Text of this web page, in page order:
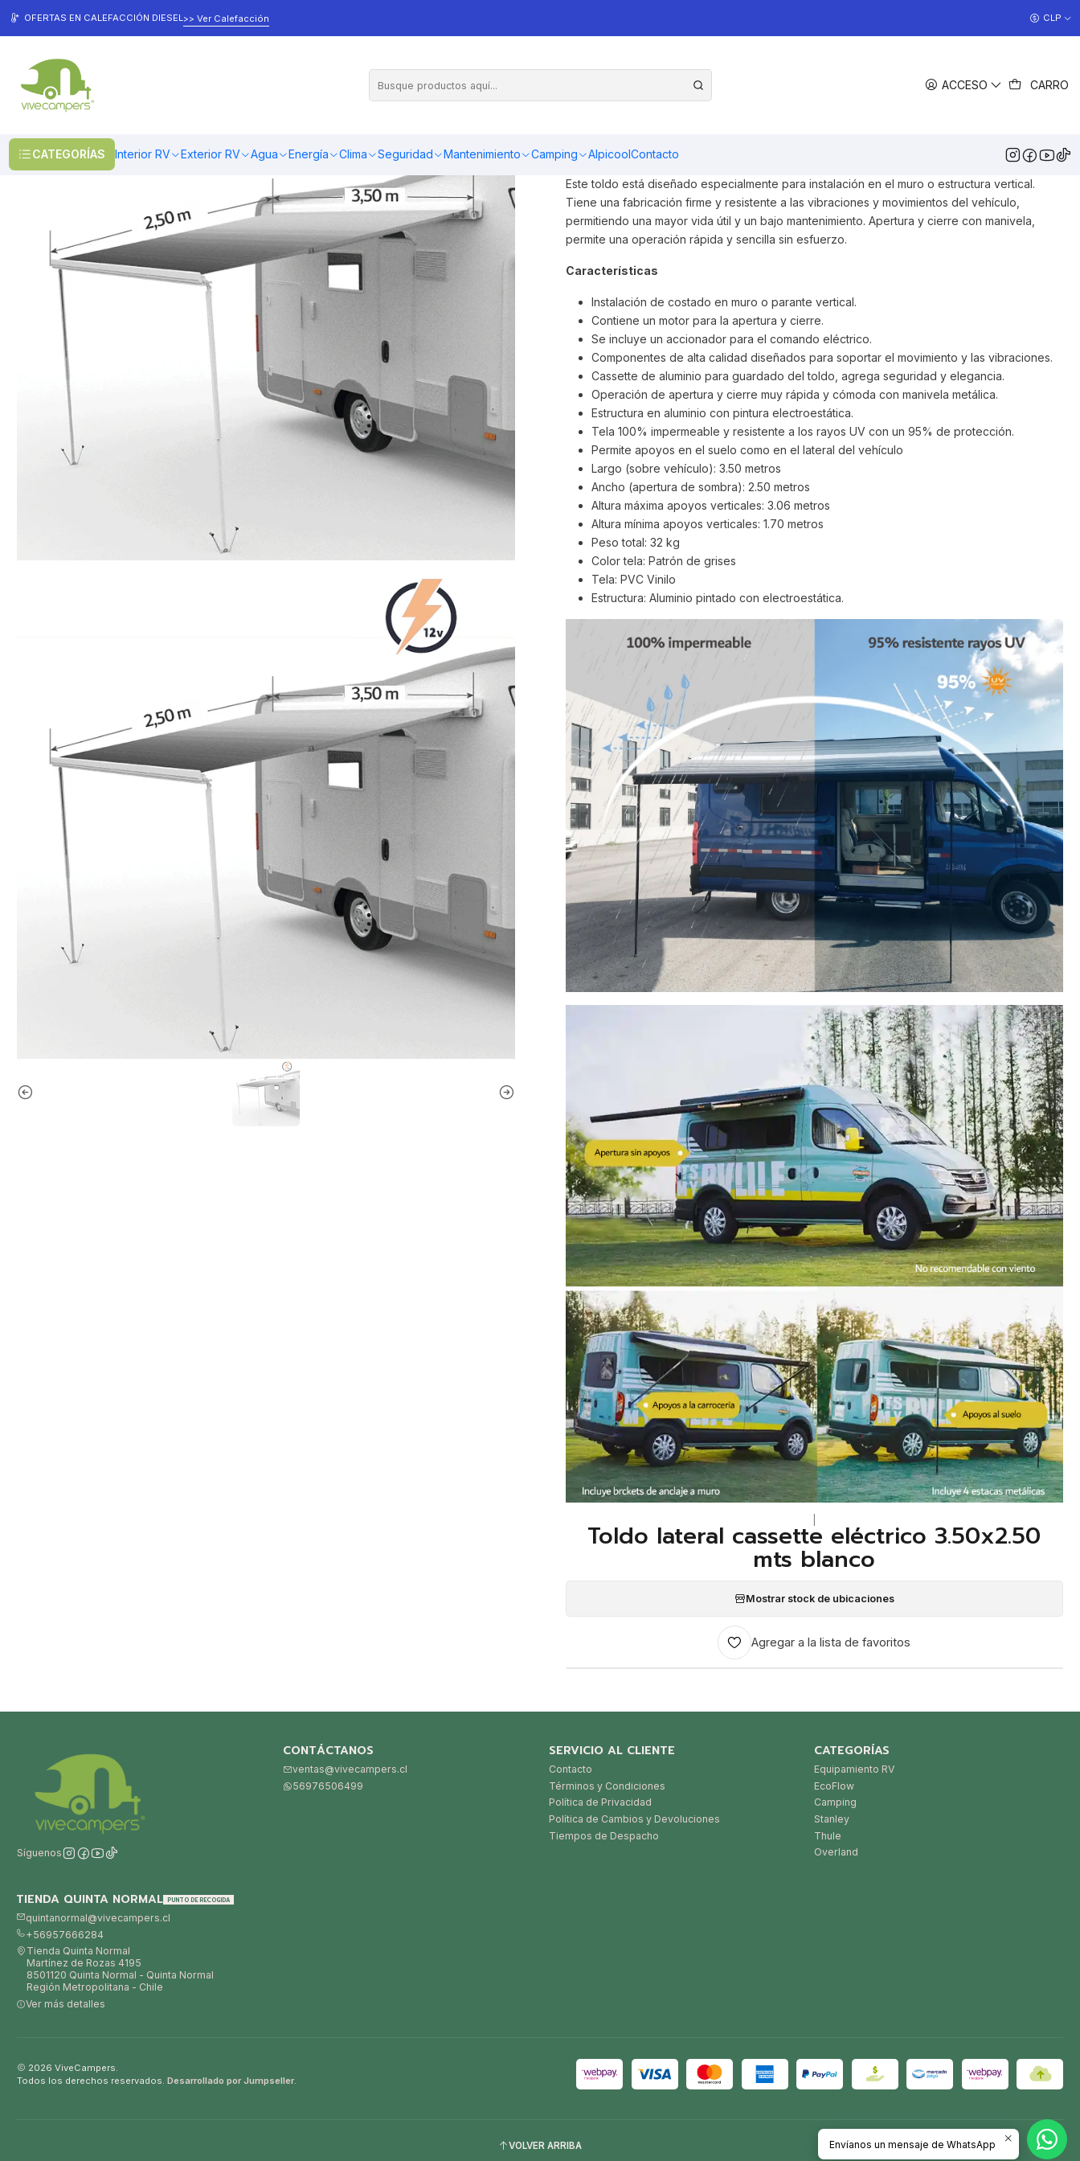
ACCESO CARRO
CATEGORÍAS Interior RV Exterior RV Agua Energía Clima Seguridad Mantenimiento Camping AlpicoolContacto
OFERTAS EN CALEFACCIÓN DIESEL>> Ver Calefacción CLP
Inicio Toldos & Cobertores Toldos Toldos Laterales
aluminio. Incluye kit de instalación.
Este toldo está diseñado especialmente para instalación en el muro o estructura vertical.
Tiene una fabricación firme y resistente a las vibraciones y movimientos del vehículo,
permitiendo una mayor vida útil y un bajo mantenimiento. Apertura y cierre con manivela,
permite una operación rápida y sencilla sin esfuerzo.
Características
Instalación de costado en muro o parante vertical.
Contiene un motor para la apertura y cierre.
Se incluye un accionador para el comando eléctrico.
Componentes de alta calidad diseñados para soportar el movimiento y las vibraciones.
Cassette de aluminio para guardado del toldo, agrega seguridad y elegancia.
Operación de apertura y cierre muy rápida y cómoda con manivela metálica.
Estructura en aluminio con pintura electroestática.
Tela 100% impermeable y resistente a los rayos UV con un 95% de protección.
Permite apoyos en el suelo como en el lateral del vehículo
Largo (sobre vehículo): 3.50 metros
Ancho (apertura de sombra): 2.50 metros
Altura máxima apoyos verticales: 3.06 metros
Altura mínima apoyos verticales: 1.70 metros
Peso total: 32 kg
Color tela: Patrón de grises
Tela: PVC Vinilo
Estructura: Aluminio pintado con electroestática.
Toldo lateral cassette eléctrico 3.50x2.50
mts blanco
Mostrar stock de ubicaciones
Agregar a la lista de favoritos
Síguenos
CONTÁCTANOS
ventas@vivecampers.cl
56976506499
SERVICIO AL CLIENTE
Contacto
Términos y Condiciones
Política de Privacidad
Política de Cambios y Devoluciones
Tiempos de Despacho
CATEGORÍAS
Equipamiento RV
EcoFlow
Camping
Stanley
Thule
Overland
TIENDA QUINTA NORMAL PUNTO DE RECOGIDA
quintanormal@vivecampers.cl
+56957666284
Tienda Quinta Normal
Martínez de Rozas 4195
8501120 Quinta Normal - Quinta Normal
Región Metropolitana - Chile
Ver más detalles
2026 ViveCampers.
Todos los derechos reservados. Desarrollado por Jumpseller.
VOLVER ARRIBA Envíanos un mensaje de WhatsApp